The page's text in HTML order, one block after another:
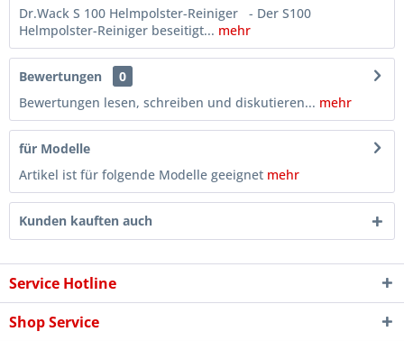
Dr.Wack S 100 Helmpolster-Reiniger - Der S100
Helmpolster-Reiniger beseitigt... mehr
Bewertungen
0
Bewertungen lesen, schreiben und diskutieren... mehr
für Modelle
Artikel ist für folgende Modelle geeignet mehr
Kunden kauften auch
Service Hotline
Shop Service